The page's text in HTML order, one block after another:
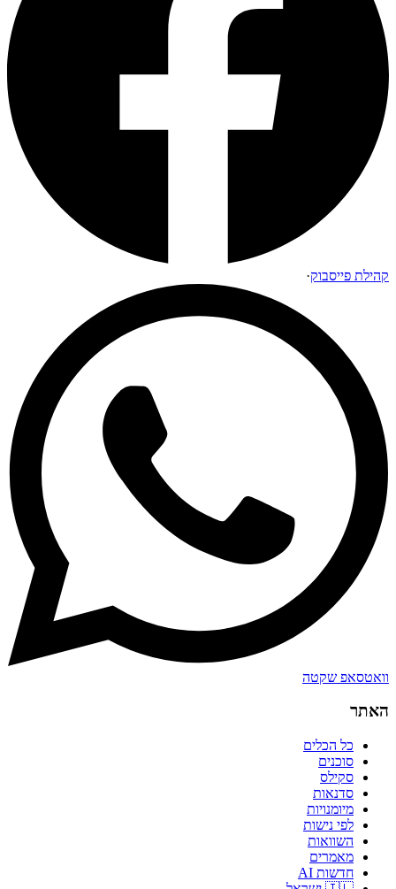
קהילת פייסבוק·
וואטסאפ שקטה
האתר
כל הכלים
סוכנים
סקילס
סדנאות
מיומנויות
לפי נישות
השוואות
מאמרים
חדשות AI